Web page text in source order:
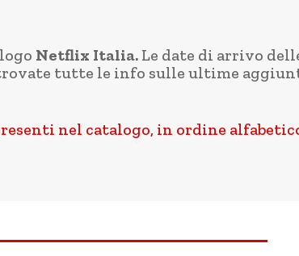
Netflix Italia. Le date di arrivo
tutte le info sulle ultime
nel catalogo, in ordine